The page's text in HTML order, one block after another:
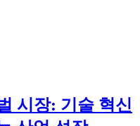
시장: 기술 혁신